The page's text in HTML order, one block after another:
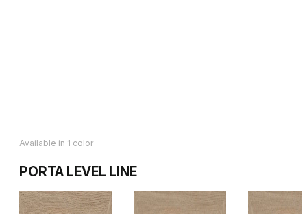
Available in 1 color
PORTA LEVEL LINE